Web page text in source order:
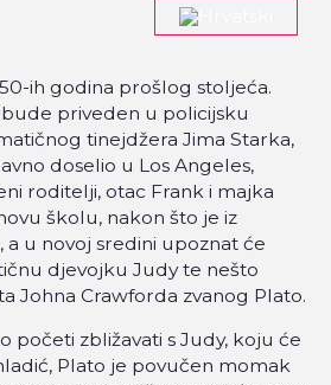
ih godina prošlog stoljeća.
priveden u policijsku
tinejdžera Jima Starka,
doselio u Los Angeles,
roditelji, otac Frank i majka
školu, nakon što je iz
u novoj sredini upoznat će
djevojku Judy te nešto
Johna Crawforda zvanog Plato.
početi zbližavati s Judy, koju će
Plato je povučen momak